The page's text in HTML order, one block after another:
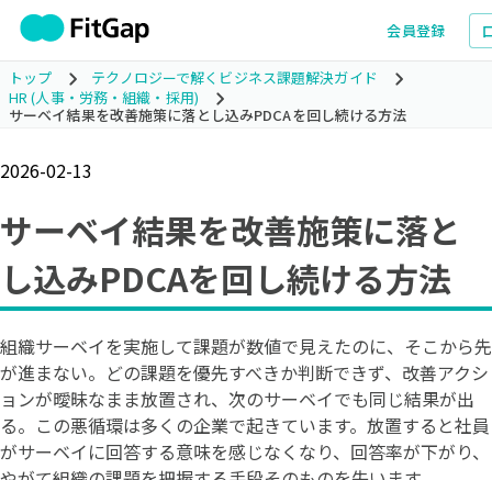
会員登録
トップ
テクノロジーで解くビジネス課題解決ガイド
HR (人事・労務・組織・採用)
サーベイ結果を改善施策に落とし込みPDCAを回し続ける方法
2026-02-13
サーベイ結果を改善施策に落と
し込みPDCAを回し続ける方法
組織サーベイを実施して課題が数値で見えたのに、そこから先
が進まない。どの課題を優先すべきか判断できず、改善アクシ
ョンが曖昧なまま放置され、次のサーベイでも同じ結果が出
る。この悪循環は多くの企業で起きています。放置すると社員
がサーベイに回答する意味を感じなくなり、回答率が下がり、